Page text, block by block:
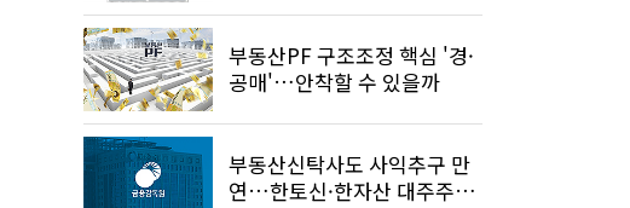
부동산PF 구조조정 핵심 '경·
공매'…안착할 수 있을까
부동산신탁사도 사익추구 만
연…한토신·한자산 대주주